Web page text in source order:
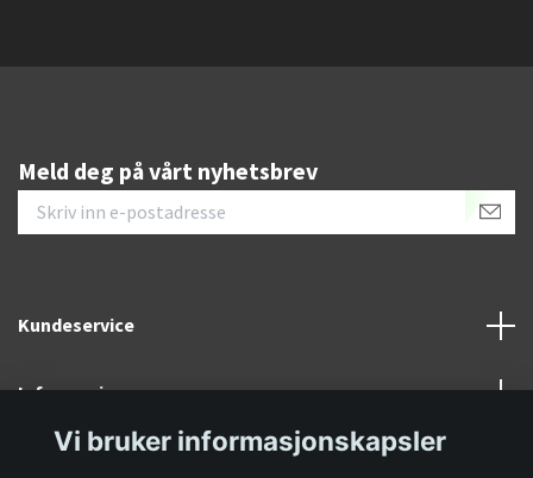
Meld deg på vårt nyhetsbrev
Kundeservice
Informasjon
Vi bruker informasjonskapsler